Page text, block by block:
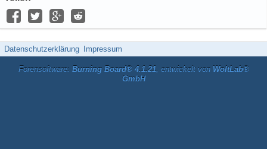
Datenschutzerklärung Impressum
Forensoftware: Burning Board® 4.1.21, entwickelt von WoltLab®
GmbH